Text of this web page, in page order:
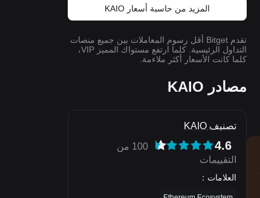
المزيد من حاسبة أسعار KAIO
تقدم Bitget أقل رسوم المعاملات بين جميع منصات
التداول الرئيسية. كلما ارتفع مستواك المميز VIP،
كلما كانت الأسعار أكثر ملاءمة.
مصادر KAIO
تصنيف KAIO
4.6
100 من
التقييمات
العلامات ：